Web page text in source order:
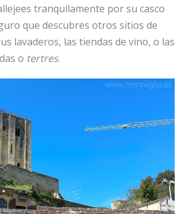
tranquilamente por su casco
que descubres otros sitios de
lavaderos, las tiendas de vino, o las
o tertres.